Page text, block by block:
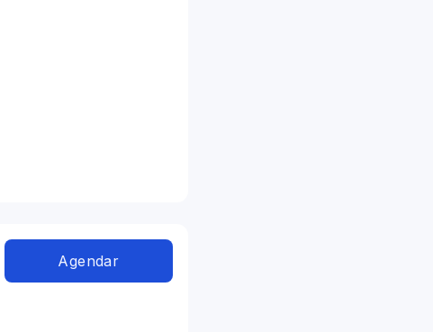
Agendar